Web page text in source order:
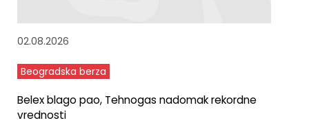
02.08.2026
Beogradska berza
Belex blago pao, Tehnogas nadomak rekordne
vrednosti